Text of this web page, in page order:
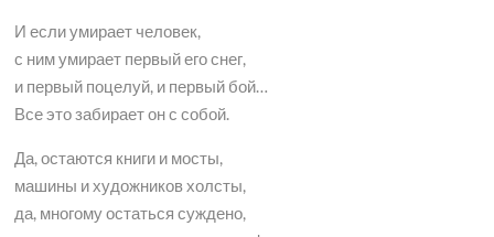
И если умирает человек,
с ним умирает первый его снег,
и первый поцелуй, и первый бой…
Все это забирает он с собой.
Да, остаются книги и мосты,
машины и художников холсты,
да, многому остаться суждено,